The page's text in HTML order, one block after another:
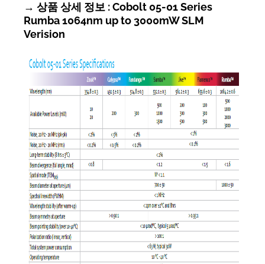
→ 상품 상세 정보 : Cobolt 05-01 Series
Rumba 1064nm up to 3000mW SLM
Verision